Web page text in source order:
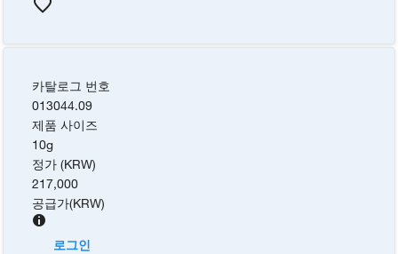
카탈로그 번호
013044.09
제품 사이즈
10g
정가 (KRW)
217,000
공급가(KRW)
로그인